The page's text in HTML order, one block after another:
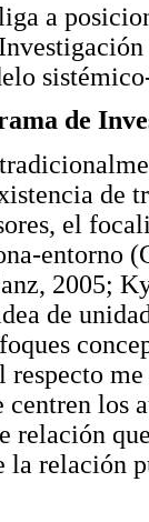
a
de
de
el
entorno
2005;
de
respecto
centren los
relación
relación